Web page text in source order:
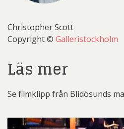
Christopher Scott
Copyright © Galleristockholm
Läs mer
Se filmklipp från Blidösunds